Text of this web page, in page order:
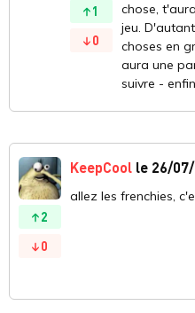
1
0
chose,
jeu.
choses en
aura une
suivre -
2
0
KeepCool le 26/
allez les frenchies,